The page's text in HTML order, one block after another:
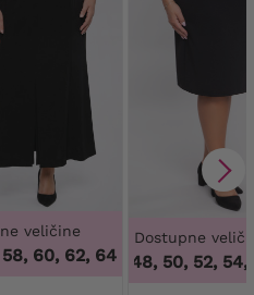
52/54, 56/58, 60/62
veličine
60, 62, 64, 50, 52, 54, 58,
Dostupne
46, 48, 50, 52, 54,